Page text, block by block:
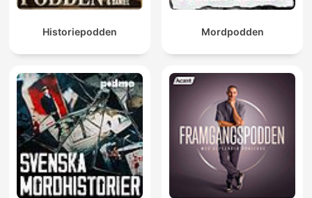
Historiepodden Mordpodden